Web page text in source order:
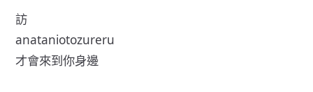
訪
anataniotozureru
才會來到你身邊